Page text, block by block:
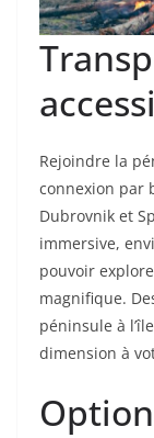
Rejoindre la
connexion par
Dubrovnik et
immersive,
pouvoir
magnifique.
péninsule à
dimension à